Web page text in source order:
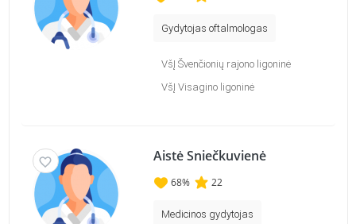
Gydytojas oftalmologas
VšĮ Švenčionių rajono ligoninė
VšĮ Visagino ligoninė
Aistė Sniečkuvienė
68% 22
Medicinos gydytojas